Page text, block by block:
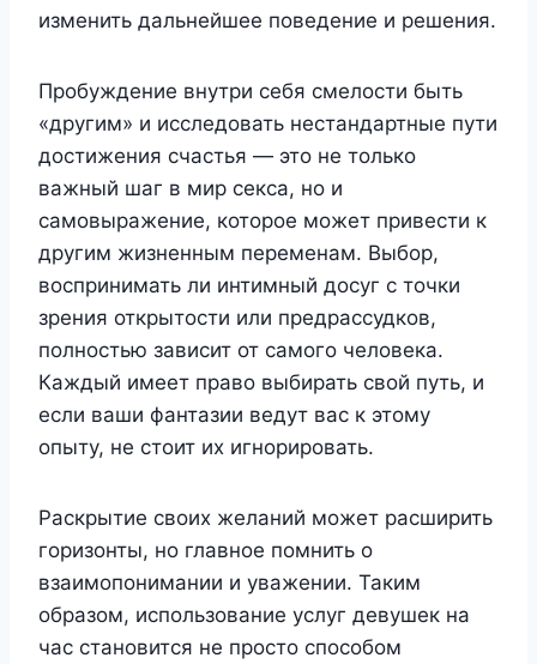
изменить дальнейшее поведение и решения.
Пробуждение внутри себя смелости быть
«другим» и исследовать нестандартные пути
достижения счастья — это не только
важный шаг в мир секса, но и
самовыражение, которое может привести к
другим жизненным переменам. Выбор,
воспринимать ли интимный досуг с точки
зрения открытости или предрассудков,
полностью зависит от самого человека.
Каждый имеет право выбирать свой путь, и
если ваши фантазии ведут вас к этому
опыту, не стоит их игнорировать.
Раскрытие своих желаний может расширить
горизонты, но главное помнить о
взаимопонимании и уважении. Таким
образом, использование услуг девушек на
час становится не просто способом